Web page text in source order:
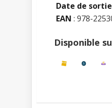
Date de sortie
EAN : 978-
Disponible